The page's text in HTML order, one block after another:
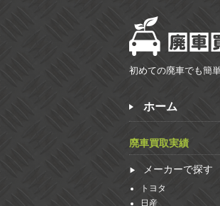
初めての廃車でも簡
ホーム
廃車買取実績
メーカーで探す
トヨタ
日産